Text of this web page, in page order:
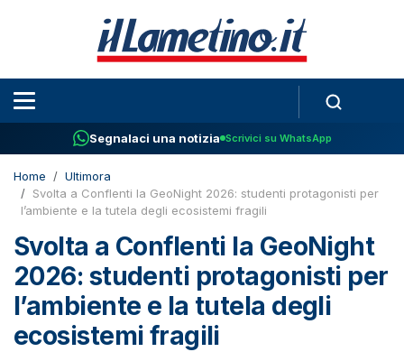
Segnalaci una notizia Scrivici su WhatsApp
Home
Ultimora
Svolta a Conflenti la GeoNight 2026: studenti protagonisti per
l’ambiente e la tutela degli ecosistemi fragili
Svolta a Conflenti la GeoNight
2026: studenti protagonisti per
l’ambiente e la tutela degli
ecosistemi fragili